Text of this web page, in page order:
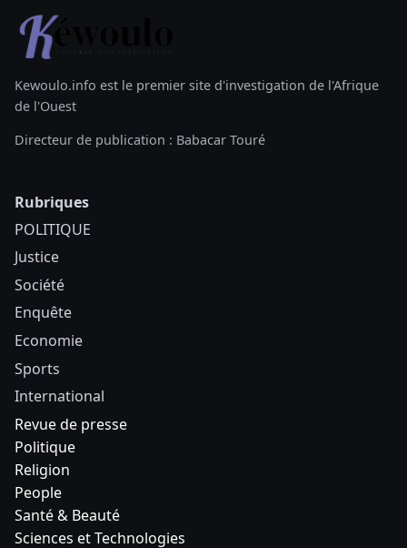
Kewoulo.info est le premier site d'investigation de l'Afrique
de l'Ouest
Directeur de publication : Babacar Touré
Rubriques
POLITIQUE
Justice
Société
Enquête
Economie
Sports
International
Revue de presse
Politique
Religion
People
Santé & Beauté
Sciences et Technologies